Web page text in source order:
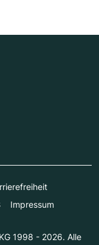
Impressum
1998 - 2026. Alle